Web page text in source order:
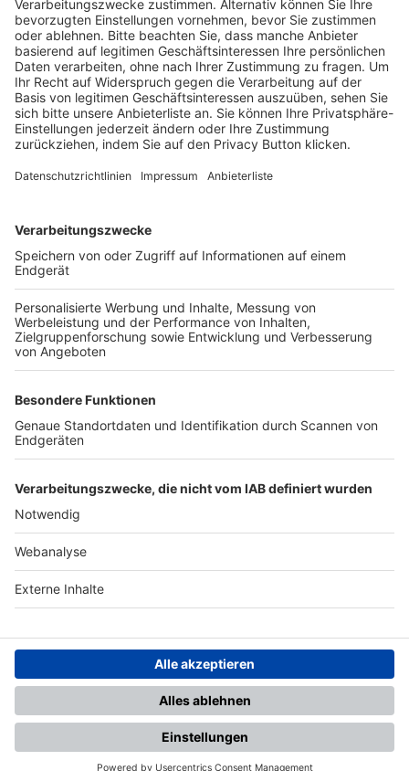
Schulungsangebot Vereinsmitarbeiter
BFV-Geschäftsstellen
Trainerbörse
Login SpielPlus
FOLGE DEM BFV
TOP-VEREINE
TOP-PARTNER
Nutzungsbedingungen Datenschutz Impressum